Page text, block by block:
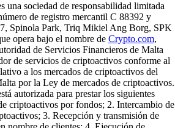
sociedad de responsabilidad limitada
de registro mercantil C 88392 y
Spinola Park, Triq Mikiel Ang Borg, SPK
opera bajo el nombre de Crypto.com,
de Servicios Financieros de Malta
de servicios de criptoactivos conforme al
a los mercados de criptoactivos del
por la Ley de mercados de criptoactivos.
autorizada para prestar los siguientes
criptoactivos por fondos; 2. Intercambio de
3. Recepción y transmisión de